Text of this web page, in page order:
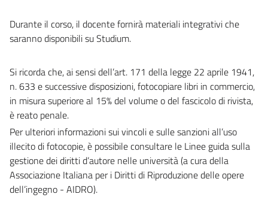
Durante il corso, il docente fornirà materiali integrativi che
saranno disponibili su Studium.
Si ricorda che, ai sensi dell’art. 171 della legge 22 aprile 1941,
n. 633 e successive disposizioni, fotocopiare libri in commercio,
in misura superiore al 15% del volume o del fascicolo di rivista,
è reato penale.
Per ulteriori informazioni sui vincoli e sulle sanzioni all’uso
illecito di fotocopie, è possibile consultare le Linee guida sulla
gestione dei diritti d’autore nelle università (a cura della
Associazione Italiana per i Diritti di Riproduzione delle opere
dell’ingegno - AIDRO).